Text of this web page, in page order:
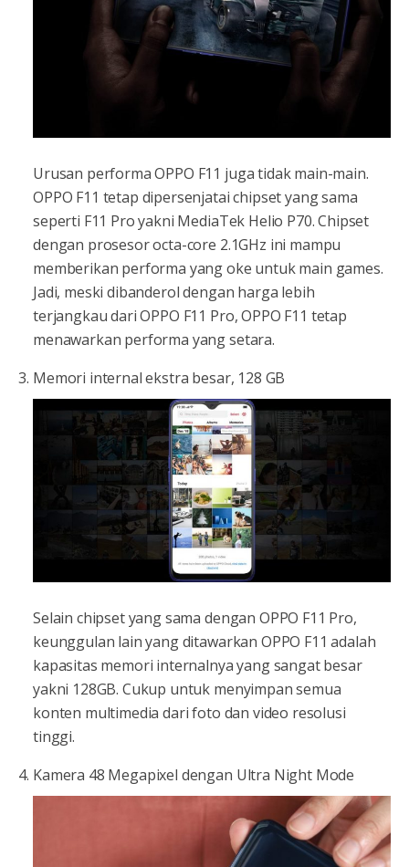
Urusan performa OPPO F11 juga tidak main-main.
OPPO F11 tetap dipersenjatai chipset yang sama
seperti F11 Pro yakni MediaTek Helio P70. Chipset
dengan prosesor octa-core 2.1GHz ini mampu
memberikan performa yang oke untuk main games.
Jadi, meski dibanderol dengan harga lebih
terjangkau dari OPPO F11 Pro, OPPO F11 tetap
menawarkan performa yang setara.
Memori internal ekstra besar, 128 GB
Selain chipset yang sama dengan OPPO F11 Pro,
keunggulan lain yang ditawarkan OPPO F11 adalah
kapasitas memori internalnya yang sangat besar
yakni 128GB. Cukup untuk menyimpan semua
konten multimedia dari foto dan video resolusi
tinggi.
Kamera 48 Megapixel dengan Ultra Night Mode